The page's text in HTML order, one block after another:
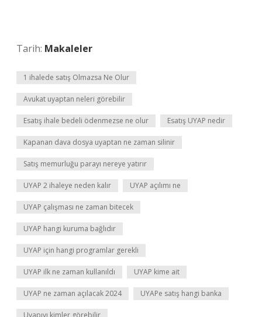
Tarih: Makaleler
1 ihalede satış Olmazsa Ne Olur
Avukat uyaptan neleri görebilir
Esatış ihale bedeli ödenmezse ne olur Esatış UYAP nedir
Kapanan dava dosya uyaptan ne zaman silinir
Satış memurluğu parayı nereye yatırır
UYAP 2 ihaleye neden kalır UYAP açılımı ne
UYAP çalışması ne zaman bitecek
UYAP hangi kuruma bağlıdır
UYAP için hangi programlar gerekli
UYAP ilk ne zaman kullanıldı UYAP kime ait
UYAP ne zaman açılacak 2024 UYAPe satış hangi banka
Uyapıyı kimler görebilir